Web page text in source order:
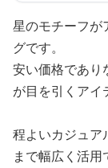
星のモチーフが
グです。
安い価格であり
が目を引くアイ
程よいカジュア
まで幅広く活用